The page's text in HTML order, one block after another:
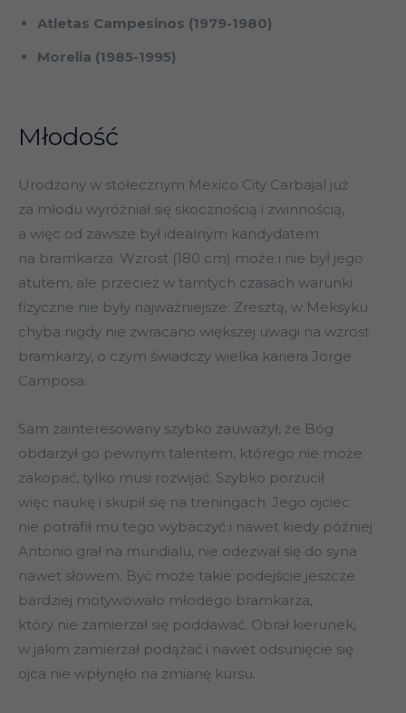
Atletas Campesinos (1979-1980)
Morelia (1985-1995)
Młodość
Urodzony w stołecznym Mexico City Carbajal już
za młodu wyróżniał się skocznością i zwinnością,
a więc od zawsze był idealnym kandydatem
na bramkarza. Wzrost (180 cm) może i nie był jego
atutem, ale przecież w tamtych czasach warunki
fizyczne nie były najważniejsze. Zresztą, w Meksyku
chyba nigdy nie zwracano większej uwagi na wzrost
bramkarzy, o czym świadczy wielka kariera Jorge
Camposa.
Sam zainteresowany szybko zauważył, że Bóg
obdarzył go pewnym talentem, którego nie może
zakopać, tylko musi rozwijać. Szybko porzucił
więc naukę i skupił się na treningach. Jego ojciec
nie potrafił mu tego wybaczyć i nawet kiedy później
Antonio grał na mundialu, nie odezwał się do syna
nawet słowem. Być może takie podejście jeszcze
bardziej motywowało młodego bramkarza,
który nie zamierzał się poddawać. Obrał kierunek,
w jakim zamierzał podążać i nawet odsunięcie się
ojca nie wpłynęło na zmianę kursu.